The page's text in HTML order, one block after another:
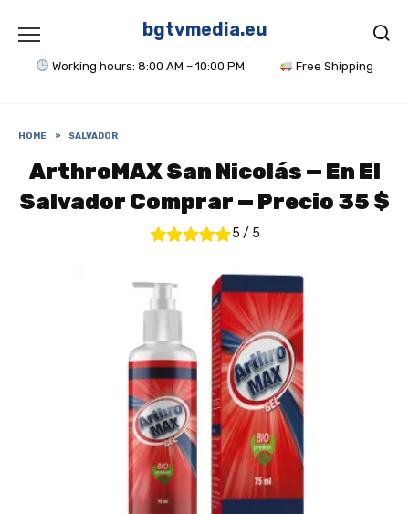
content
bgtvmedia.eu
Working hours: 8:00 AM – 10:00 PM Free Shipping
HOME » SALVADOR
ArthroMAX San Nicolás — En El
Salvador Comprar — Precio 35 $
5 / 5